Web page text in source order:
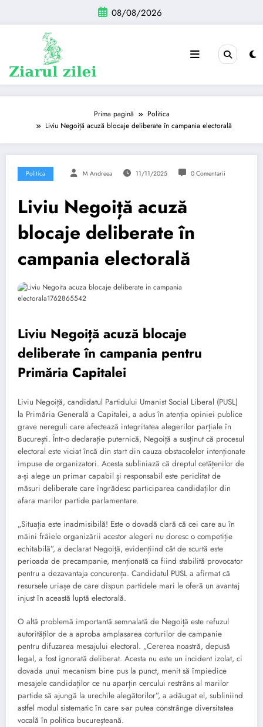
conținut
08/08/2026
Prima pagină
Politica
Liviu Negoiță acuză blocaje deliberate în campania electorală
Politica M Andreea 11/11/2025 0 Comentarii
Liviu Negoiță acuză
blocaje deliberate în
campania electorală
Liviu Negoiță acuză blocaje
deliberate în campania pentru
Primăria Capitalei
Liviu Negoiță, candidatul Partidului Umanist Social Liberal (PUSL)
la Primăria Generală a Capitalei, a adus în atenția opiniei publice
grave nereguli care afectează integritatea alegerilor parțiale în
București. Într-o declarație puternică, Negoiță a susținut că procesul
electoral este viciat încă din start din cauza obstacolelor intenționate
impuse de organizatori. Acesta subliniază că dreptul cetățenilor de
a-și alege un primar capabil și responsabil este periclitat de
măsuri deliberate care îngrădesc participarea candidaților din
afara marilor partide parlamentare.
„Situația este inadmisibilă! Este o dovadă clară că cei care au în
mâini frâiele organizării acestor alegeri nu doresc o competiție
echitabilă”, a declarat Negoiță, evidențiind cât de scurtă este
perioada de precampanie, menționată ca fiind stabilită provocator
pentru a dezavantaja concurența. Candidatul PUSL a afirmat că
resursele uriașe de care dispun partidele mari le oferă un avantaj
injust în această luptă electorală.
O altă problemă importantă semnalată de Negoiță este refuzul
autorităților de a aproba amplasarea corturilor de campanie
pentru difuzarea mesajului electoral. „Cererea noastră, depusă
legal, a fost ignorată deliberat. Acesta nu este un incident izolat, ci
dovada unui mecanism bine pus la punct, menit să împiedice
mesajele candidaților ce nu aparțin cercului restrâns al marilor
partide să ajungă la urechile alegătorilor”, a adăugat el, subliniind
astfel modul sistematic în care s-ar putea constrânge diversitatea
vocală în politica bucureșteană.